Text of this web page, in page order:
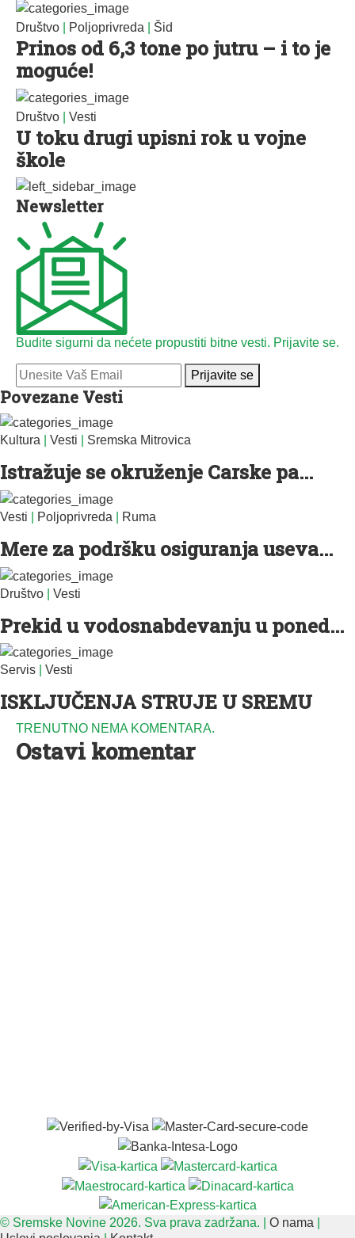
Društvo Poljoprivreda Šid
Prinos od 6,3 tone po jutru – i to je
moguće!
Društvo Vesti
U toku drugi upisni rok u vojne
škole
Newsletter
Budite sigurni da nećete propustiti bitne vesti. Prijavite se.
Prijavite se
Povezane Vesti
Kultura Vesti Sremska Mitrovica
Istražuje se okruženje Carske pa...
Vesti Poljoprivreda Ruma
Mere za podršku osiguranja useva...
Društvo Vesti
Prekid u vodosnabdevanju u poned...
Servis Vesti
ISKLJUČENJA STRUJE U SREMU
TRENUTNO NEMA KOMENTARA.
Ostavi komentar
© Sremske Novine 2026. Sva prava zadržana. | O nama